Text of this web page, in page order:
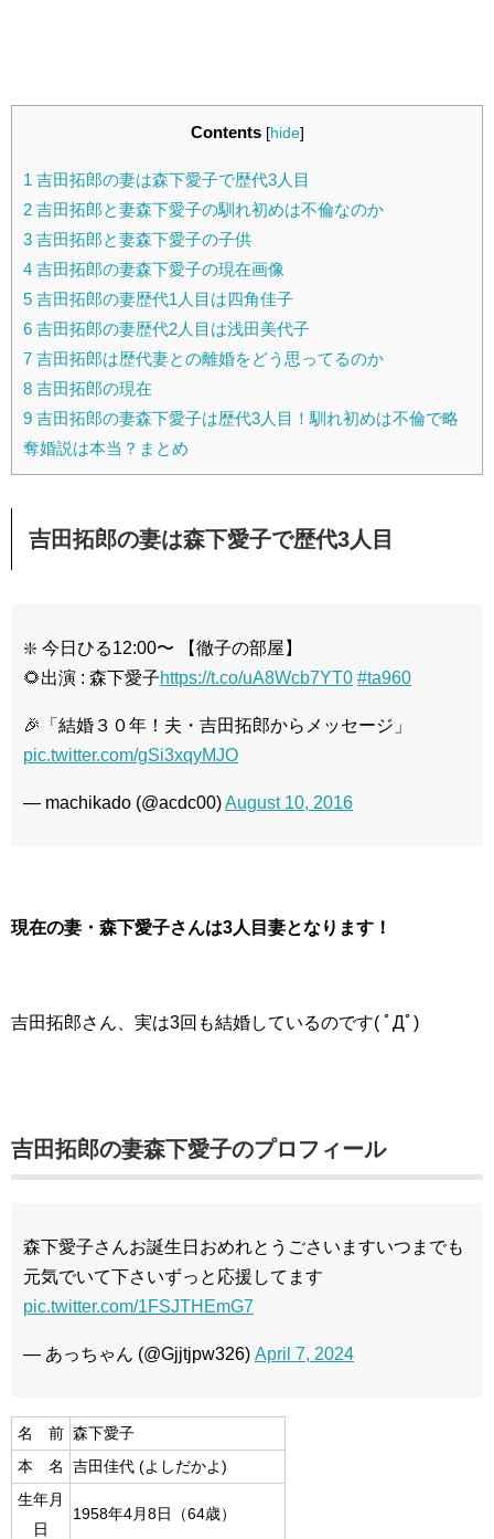
Contents [hide]
1 吉田拓郎の妻は森下愛子で歴代3人目
2 吉田拓郎と妻森下愛子の馴れ初めは不倫なのか
3 吉田拓郎と妻森下愛子の子供
4 吉田拓郎の妻森下愛子の現在画像
5 吉田拓郎の妻歴代1人目は四角佳子
6 吉田拓郎の妻歴代2人目は浅田美代子
7 吉田拓郎は歴代妻との離婚をどう思ってるのか
8 吉田拓郎の現在
9 吉田拓郎の妻森下愛子は歴代3人目！馴れ初めは不倫で略
奪婚説は本当？まとめ
吉田拓郎の妻は森下愛子で歴代3人目
❇️ 今日ひる12:00〜 【徹子の部屋】
🌻出演 : 森下愛子https://t.co/uA8Wcb7YT0 #ta960
🎉「結婚３０年！夫・吉田拓郎からメッセージ」
pic.twitter.com/gSi3xqyMJO
— machikado (@acdc00)August 10, 2016
現在の妻・森下愛子さんは3人目妻となります！
吉田拓郎さん、実は3回も結婚しているのです( ﾟДﾟ)
吉田拓郎の妻森下愛子のプロフィール
森下愛子さんお誕生日おめれとうごさいますいつまでも
元気でいて下さいずっと応援してます
pic.twitter.com/1FSJTHEmG7
— あっちゃん (@Gjjtjpw326) April 7, 2024
名 前 森下愛子
本 名
吉田佳代 (よしだかよ)
生年月
日
1958年4月8日（64歳）